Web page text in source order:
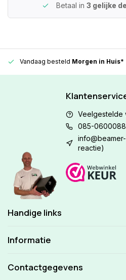
Betaal in 3 gelijke
Vandaag besteld Morgen in Huis*
Veelgestelde
085-0600088
reactie)
Handige links
Informatie
Contactgegevens